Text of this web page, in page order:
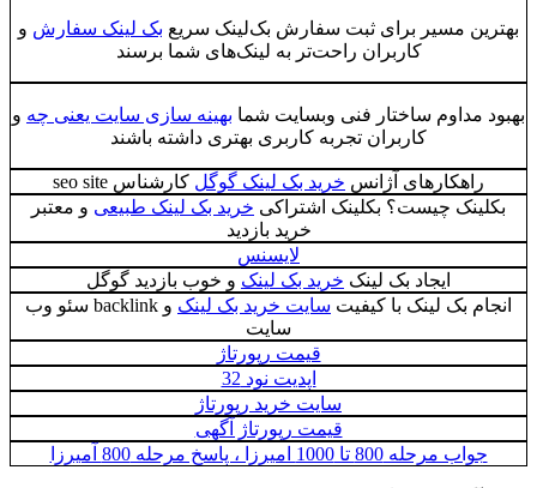
مسیر برای ثبت سفارش بک‌لینک سریعبک لینک سفارشو
کاربران راحت‌تر به لینک‌های شما برسند
ساختار فنی وبسایت شمابهینه سازی سایت یعنی چهو
کاربران تجربه کاربری بهتری داشته باشند
آژانسخرید بک لینک گوگلکارشناس seo site
چیست؟ بکلینک اشتراکی خرید بک لینک طبیعیو معتبر
خرید بازدید
ایجاد بک لینک خرید بک لینکو خوب بازدید گوگل
لینک با کیفیت سایت خرید بک لینک
و backlink سئو وب
قیمت رپورتاژ
سایت خرید رپورتاژ
قیمت رپورتاژ آگهی
تا 1000 امیرزا ، پاسخ مرحله 800 آمیرزا